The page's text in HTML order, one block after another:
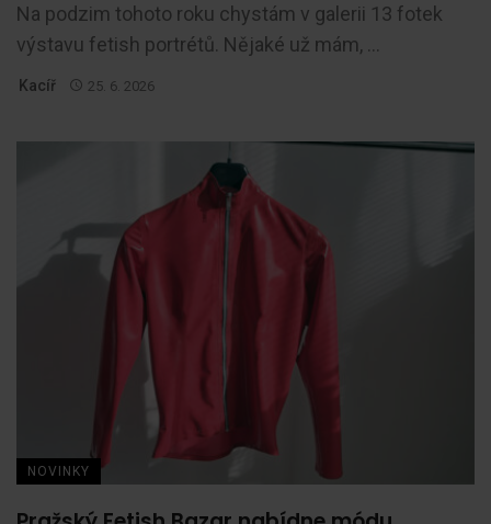
Na podzim tohoto roku chystám v galerii 13 fotek
výstavu fetish portrétů. Nějaké už mám, ...
Kacíř 25. 6. 2026
NOVINKY